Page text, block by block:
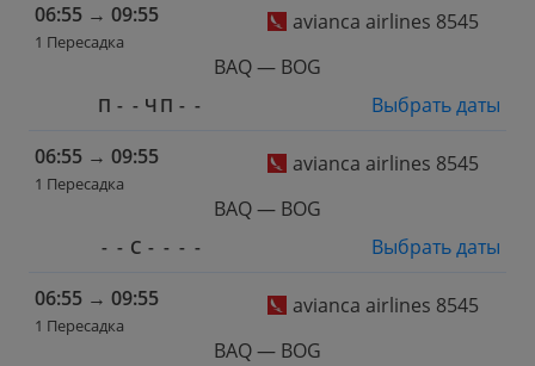
06:55 → 09:55
1 Пересадка
avianca airlines 8545
BAQ — BOG
П - - Ч П - -
Выбрать даты
06:55 → 09:55
1 Пересадка
avianca airlines 8545
BAQ — BOG
- - С - - - -
Выбрать даты
06:55 → 09:55
1 Пересадка
avianca airlines 8545
BAQ — BOG